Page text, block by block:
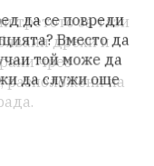
да се повреди
Вместо да
той може да
да служи още